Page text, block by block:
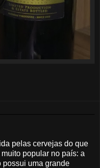
pelas cervejas do que
popular no país: a
possui uma grande